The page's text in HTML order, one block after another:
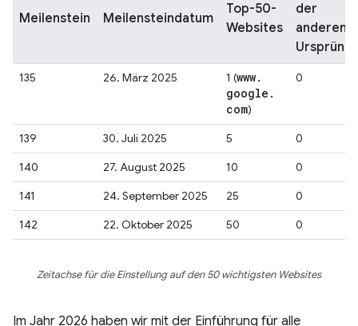
Meilenstein Meilensteindatum
Top-50-
Websites
der
anderen
135 26. März 2025 1 (www.
google .
com)
0
139 30. Juli 2025 5
0
140
27. August 2025 10
0
141
24. September 2025 25
0
142
22. Oktober 2025 50 0
Zeitachse für die Einstellung auf den 50 wichtigsten Websites
Im Jahr 2026 haben wir mit der Einführung für alle